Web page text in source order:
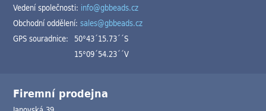
Vedení společnosti: info@gbbeads.cz
Obchodní oddělení:sales@gbbeads.cz
GPS souradnice: 50°43´15.73´´S
15°09´54.23´´V
Firemní prodejna